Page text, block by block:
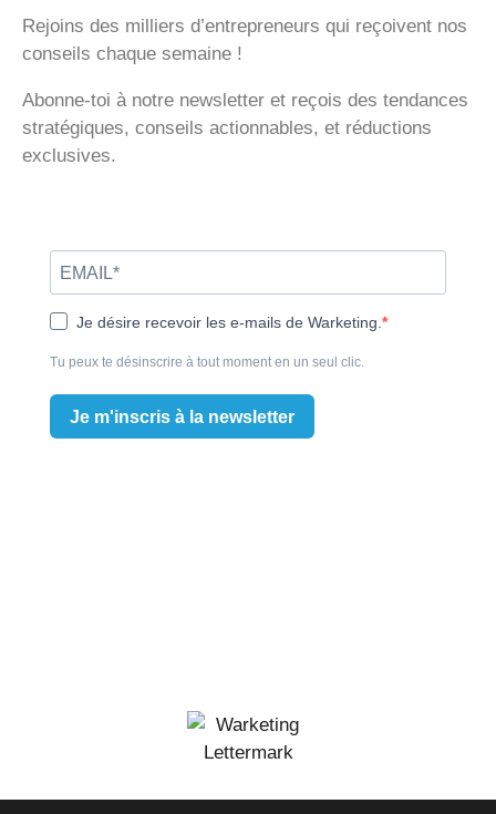
Rejoins des milliers d’entrepreneurs qui reçoivent nos
conseils chaque semaine !
Abonne-toi à notre newsletter et reçois des tendances
stratégiques, conseils actionnables, et réductions
exclusives.
Je désire recevoir les e-mails de Warketing.
Tu peux te désinscrire à tout moment en un seul clic.
Je m'inscris à la newsletter